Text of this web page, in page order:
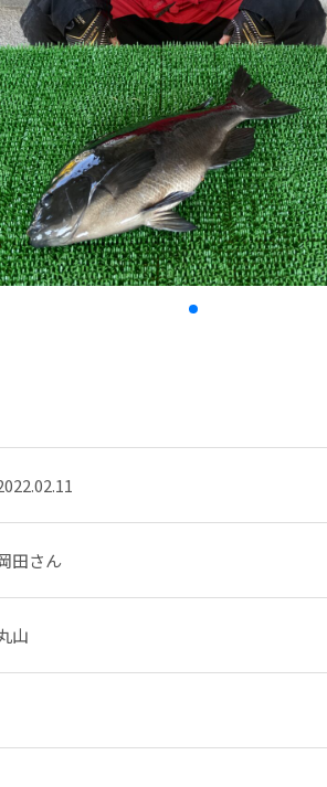
田さん
山